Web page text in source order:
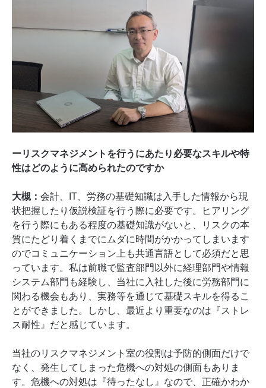
ーリスクマネジメントを行うにあたり必要なスキルや特
性はどのように高められたのですか
大槻： 会計、IT、労務の基礎知識は入手した情報から現
状把握したり仮説検証を行う際に必要です。ヒアリング
を行う際にもある程度の基礎知識がないと、リスクの本
質にたどり着くまでにムダに時間がかかってしまいます
のでコミュニケーション上も共通言語として必須だと思
っています。私は前職で監査部門以外に経理部門や情報
システム部門も経験し、当社に入社した後に労務部門に
関わる機会もあり、実務等を通じて基礎スキルを得るこ
とができました。しかし、最近より重要なのは『ストレ
ス耐性』だと感じています。
当社のリスクマネジメント室の役割は予防的側面だけで
なく、発生してしまった危機への対処の側面もありま
す。危機への対処は『待ったなし』なので、正確かわか